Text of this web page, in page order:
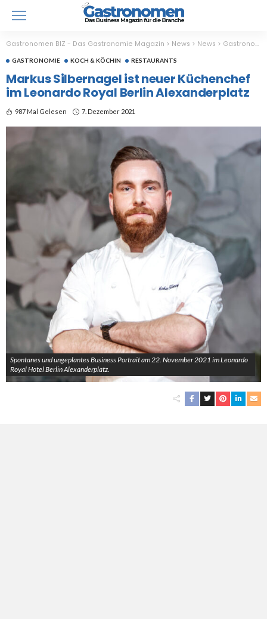
Gastronomen BIZ - Das Gastronomie Magazin > News > News > Gastronomie
GASTRONOMIE KOCH & KÖCHIN RESTAURANTS
Markus Silbernagel ist neuer Küchenchef
im Leonardo Royal Berlin Alexanderplatz
987 Mal Gelesen 7. Dezember 2021
Spontanes und ungeplantes Business Portrait am 22. November 2021 im Leonardo
Royal Hotel Berlin Alexanderplatz.